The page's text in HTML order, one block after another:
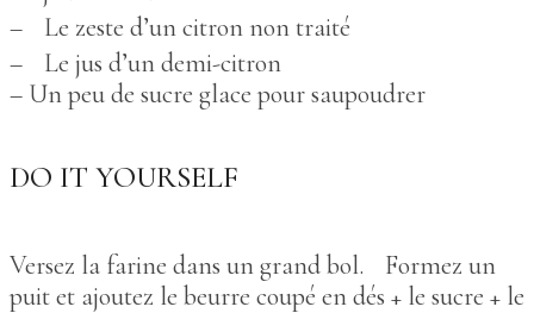
– Le zeste d’un citron non traité
– Le jus d’un demi-citron
– Un peu de sucre glace pour saupoudrer
DO IT YOURSELF
Versez la farine dans un grand bol. Formez un
puit et ajoutez le beurre coupé en dés + le sucre + le